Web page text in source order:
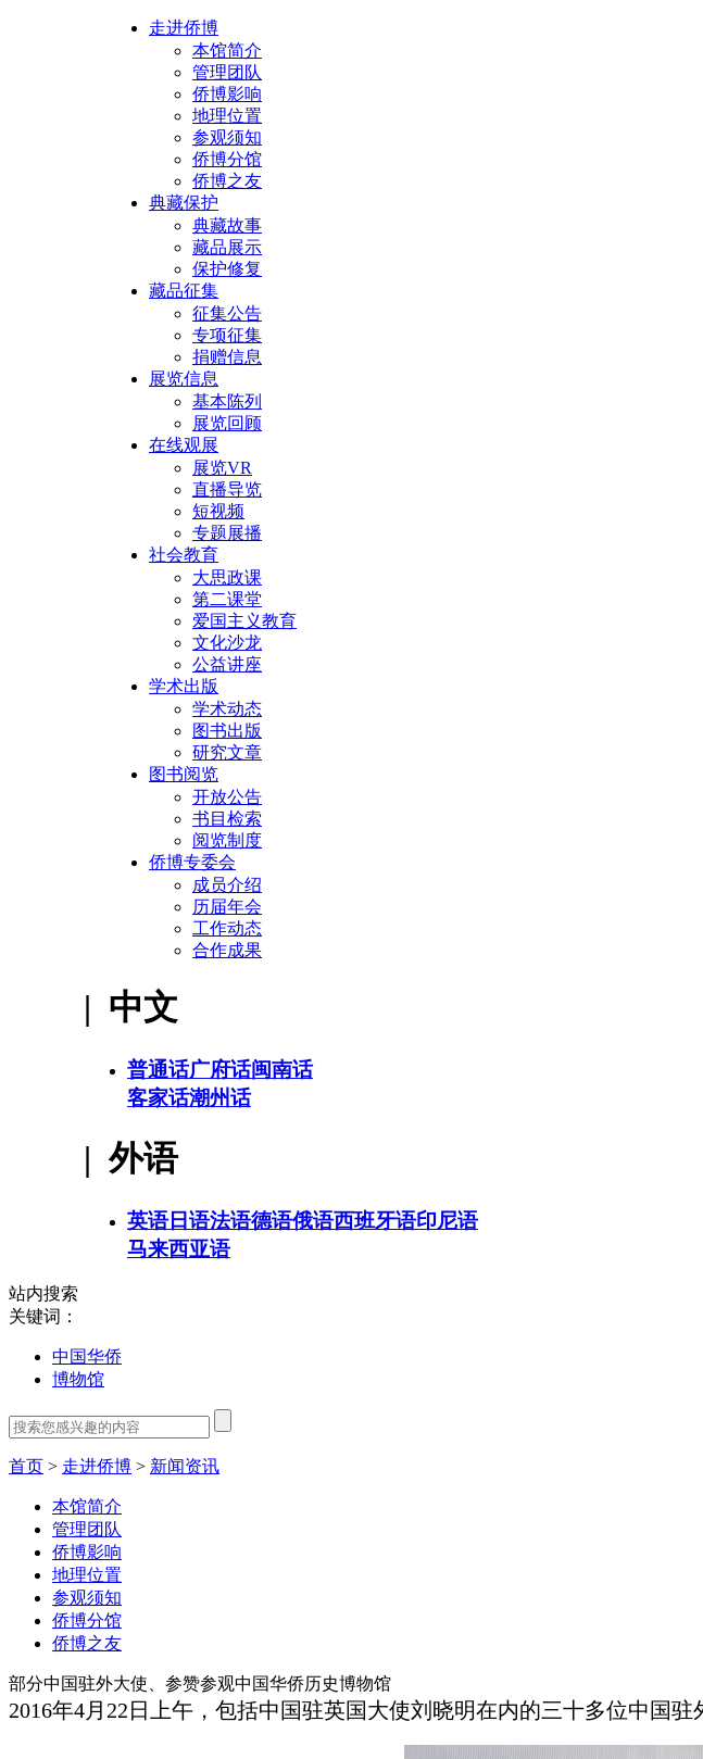
走进侨博
本馆简介
管理团队
侨博影响
地理位置
参观须知
侨博分馆
侨博之友
典藏保护
典藏故事
藏品展示
保护修复
藏品征集
征集公告
专项征集
捐赠信息
展览信息
基本陈列
展览回顾
在线观展
展览VR
直播导览
短视频
专题展播
社会教育
大思政课
第二课堂
爱国主义教育
文化沙龙
公益讲座
学术出版
学术动态
图书出版
研究文章
图书阅览
开放公告
书目检索
阅览制度
侨博专委会
成员介绍
历届年会
工作动态
合作成果
| 中文
普通话广府话闽南话
客家话潮州话
| 外语
英语日语法语德语俄语西班牙语印尼语
马来西亚语
站内搜索
关键词：
中国华侨
博物馆
首页 > 走进侨博 > 新闻资讯
本馆简介
管理团队
侨博影响
地理位置
参观须知
侨博分馆
侨博之友
部分中国驻外大使、参赞参观中国华侨历史博物馆
2016年4月 22 日上午，包括中国驻英国大使刘晓明在内的三十多位中国